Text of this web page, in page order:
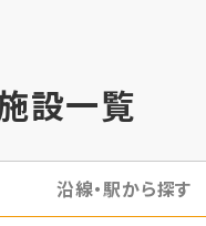
設一覧
沿線・駅から探す